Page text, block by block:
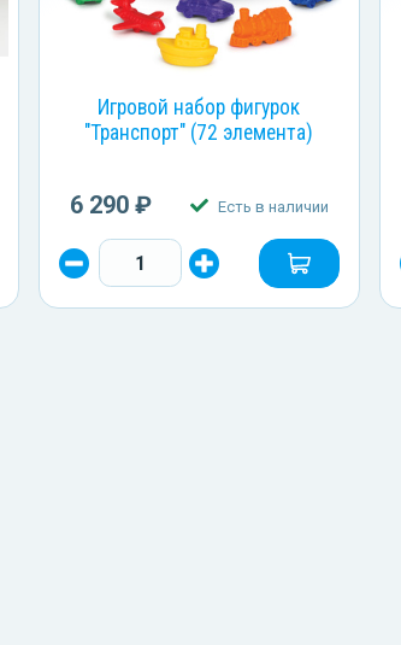
Игровой набор фигурок
"Транспорт" (72 элемента)
6 290 ₽ Есть в наличии